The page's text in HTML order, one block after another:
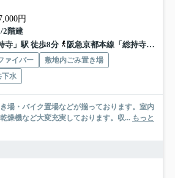
円
2階建
寺」駅 徒歩8分
阪急京都本線「総持寺」駅 徒歩14分
ァイバー
敷地内ごみ置き場
下水
場・バイク置場などが揃っております。室内
燥機など大変充実しております。収... もっと